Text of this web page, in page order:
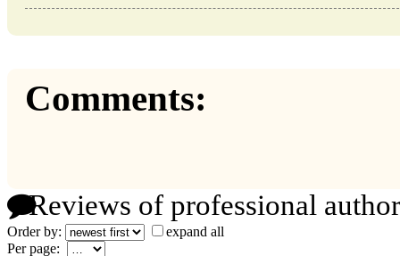
Comments:
Reviews of professional
Order by:
expand all
Per page: